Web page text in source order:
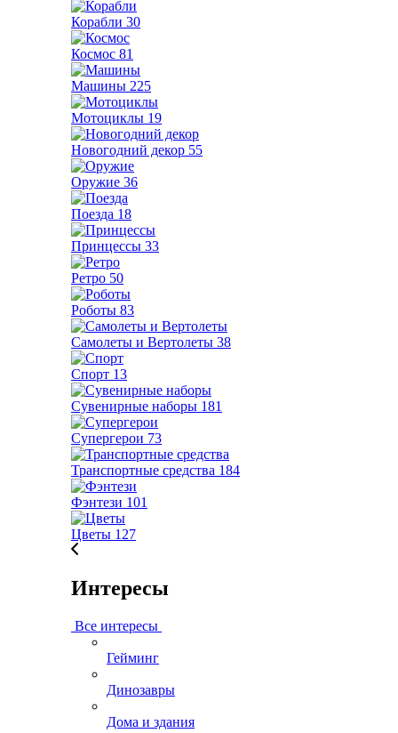
Корабли 30
Космос 81
Машины 225
Мотоциклы 19
Новогодний декор 55
Оружие 36
Поезда 18
Принцессы 33
Ретро 50
Роботы 83
Самолеты и Вертолеты 38
Спорт 13
Сувенирные наборы 181
Супергерои 73
Транспортные средства 184
Фэнтези 101
Цветы 127
Интересы
Все интересы
Гейминг
Динозавры
Дома и здания